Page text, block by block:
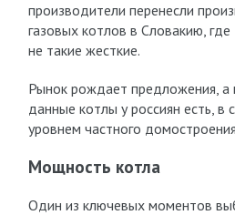
производители перенесли
газовых котлов в Словакию,
не такие жесткие.
Рынок рождает предложения, а
данные котлы у россиян есть, в
уровнем частного
Мощность котла
Один из ключевых моментов